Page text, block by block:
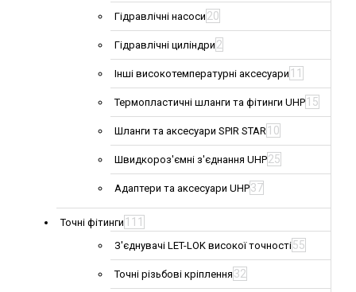
Гідравлічні насоси 20
Гідравлічні циліндри 2
Інші високотемпературні аксесуари 11
Термопластичні шланги та фітинги UHP 15
Шланги та аксесуари SPIR STAR 10
Швидкороз'ємні з'єднання UHP25
Адаптери та аксесуари UHP37
Точні фітинги 111
З'єднувачі LET-LOK високої точності55
Точні різьбові кріплення 32